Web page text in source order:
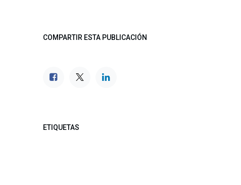
COMPARTIR ESTA PUBLICACIÓN
ETIQUETAS